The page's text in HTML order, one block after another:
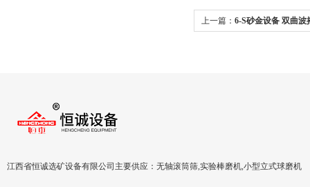
上一篇： 6-S砂金设备 双曲波
江西省恒诚选矿设备有限公司主要供应：无轴滚筒筛,实验棒磨机,小型立式球磨机